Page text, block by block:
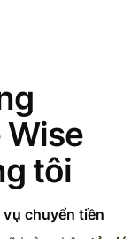
tôi
chuyển tiền